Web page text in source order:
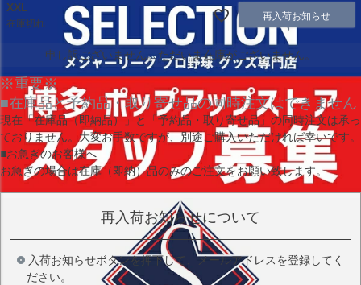
XXL
在庫切れ
再入荷お知らせ
申し訳ございません。ただいま在庫がございません。
※重要※
■在庫品と予約品・取り寄せ品の同時注文はできません
現在 「在庫品（即納品）」と 「予約品・取り寄せ品」 の同時注文は承っ
ておりません。大変お手数ですが、別途ご購入いただければ幸いです。
■お急ぎのお客様へ
お急ぎの場合は在庫（即納）品のみのご注文をお願い致します。
再入荷お知らせについて
入荷お知らせボタンを押下して、メールアドレスを登録してく
ださい。